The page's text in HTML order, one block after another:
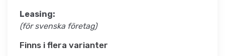
Leasing:
(för svenska företag)
Finns i flera varianter